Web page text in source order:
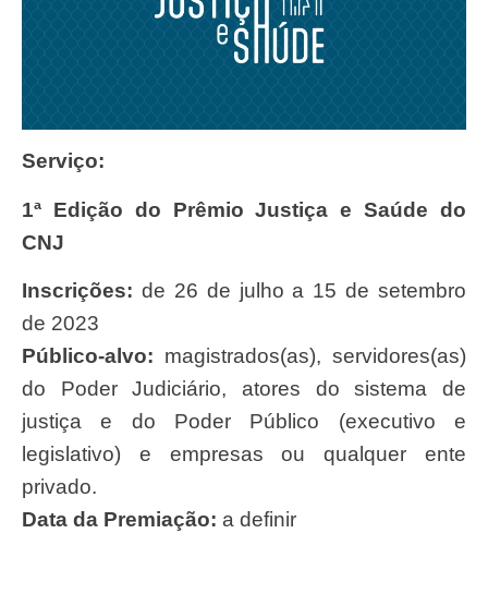
Serviço:
1ª Edição do Prêmio Justiça e Saúde do
CNJ
Inscrições: de 26 de julho a 15 de setembro
de 2023
Público-alvo: magistrados(as), servidores(as)
do Poder Judiciário, atores do sistema de
justiça e do Poder Público (executivo e
legislativo) e empresas ou qualquer ente
privado.
Data da Premiação: a definir